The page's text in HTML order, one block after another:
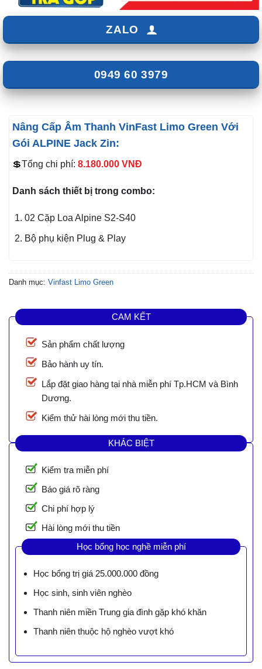
ZALO
0949 60 3979
Nâng Cấp Âm Thanh VinFast Limo Green Với
Gói ALPINE Jack Zin:
💲Tổng chi phí: 8.180.000 VNĐ
Danh sách thiết bị trong combo:
02 Cặp Loa Alpine S2-S40
Bộ phụ kiện Plug & Play
Danh mục: Vinfast Limo Green
CAM KẾT
Sản phẩm chất lượng
Bảo hành uy tín.
Lắp đặt giao hàng tại nhà miễn phí Tp.HCM và Bình
Dương.
Kiểm thử hài lòng mới thu tiền.
KHÁC BIỆT
Kiểm tra miễn phí
Báo giá rõ ràng
Chi phí hợp lý
Hài lòng mới thu tiền
Học bổng học nghề miễn phí
Học bổng trị giá 25.000.000 đồng
Học sinh, sinh viên nghèo
Thanh niên miền Trung gia đình gặp khó khăn
Thanh niên thuộc hộ nghèo vượt khó